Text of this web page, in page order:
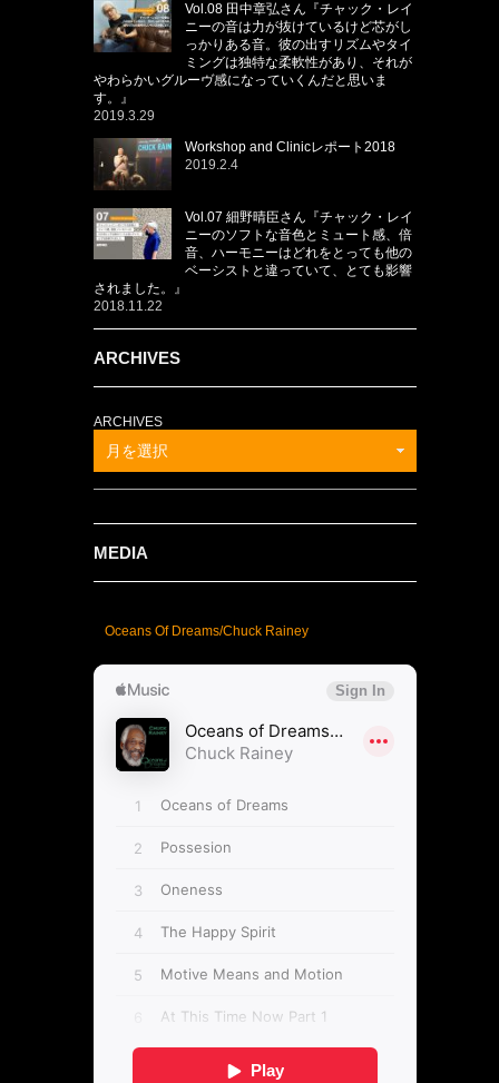
Vol.08 田中章弘さん『チャック・レイ
ニーの音は力が抜けているけど芯がし
っかりある音。彼の出すリズムやタイ
ミングは独特な柔軟性があり、それが
やわらかいグルーヴ感になっていくんだと思いま
す。』
2019.3.29
Workshop and Clinicレポート2018
2019.2.4
Vol.07 細野晴臣さん『チャック・レイ
ニーのソフトな音色とミュート感、倍
音、ハーモニーはどれをとっても他の
ベーシストと違っていて、とても影響
されました。』
2018.11.22
ARCHIVES
ARCHIVES
月を選択
MEDIA
Oceans Of Dreams/Chuck Rainey